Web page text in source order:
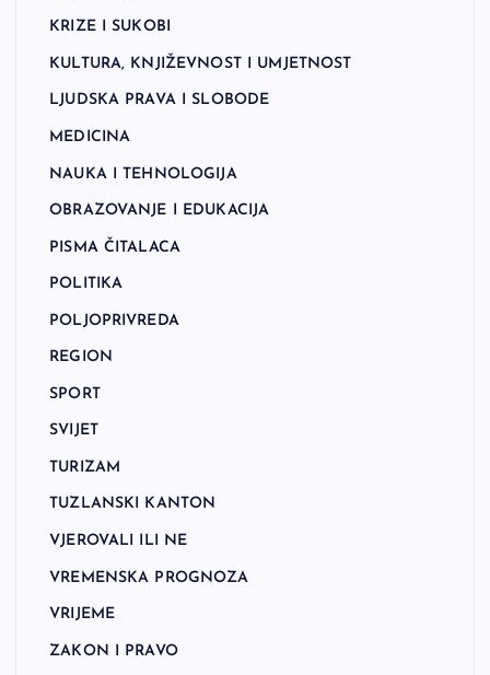
KRIZE I SUKOBI
KULTURA, KNJIŽEVNOST I UMJETNOST
LJUDSKA PRAVA I SLOBODE
MEDICINA
NAUKA I TEHNOLOGIJA
OBRAZOVANJE I EDUKACIJA
PISMA ČITALACA
POLITIKA
POLJOPRIVREDA
REGION
SPORT
SVIJET
TURIZAM
TUZLANSKI KANTON
VJEROVALI ILI NE
VREMENSKA PROGNOZA
VRIJEME
ZAKON I PRAVO